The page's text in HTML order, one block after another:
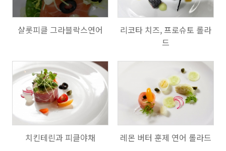
샬롯피클 그라블락스연어
리코타 치즈, 프로슈토 롤라
드
901
치킨테린과 피클야채
1318
레몬 버터 훈제 연어 롤라드